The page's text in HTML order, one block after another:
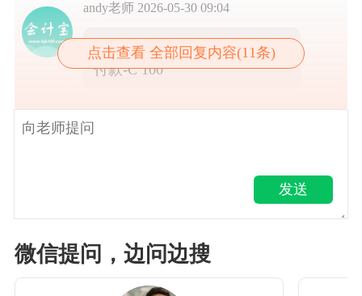
andy老师 2026-05-30 09:04
C，借 银行存款 100 贷 其他应
付款-C 100
点击查看 全部回复内容(11条)
发送
微信提问，边问边搜